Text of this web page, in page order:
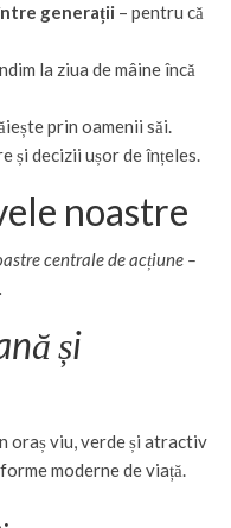
generații – pentru că
la ziua de mâine încă
prin oamenii săi.
și decizii ușor de înțeles.
noastre
centrale de acțiune –
și
oraș viu, verde și atractiv
moderne de viață.